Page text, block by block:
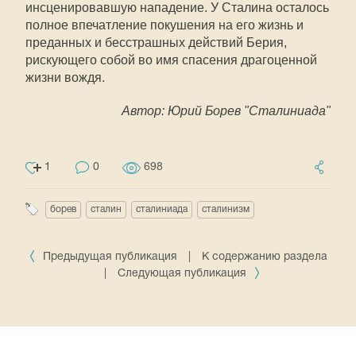
инсценировавшую нападение. У Сталина осталось
полное впечатление покушения на его жизнь и
преданных и бесстрашных действий Берия,
рискующего собой во имя спасения драгоценной
жизни вождя.
Автор: Юрий Борев "Сталиниада"
1 0 698
борев сталин сталиниада сталинизм
Предыдущая публикация
К содержанию раздела
Следующая публикация